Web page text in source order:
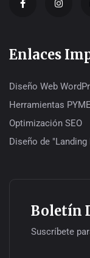
Enlaces
Diseño Web
Herramientas
Optimización SEO
Diseño de "Landing
Boletín
Suscríbete